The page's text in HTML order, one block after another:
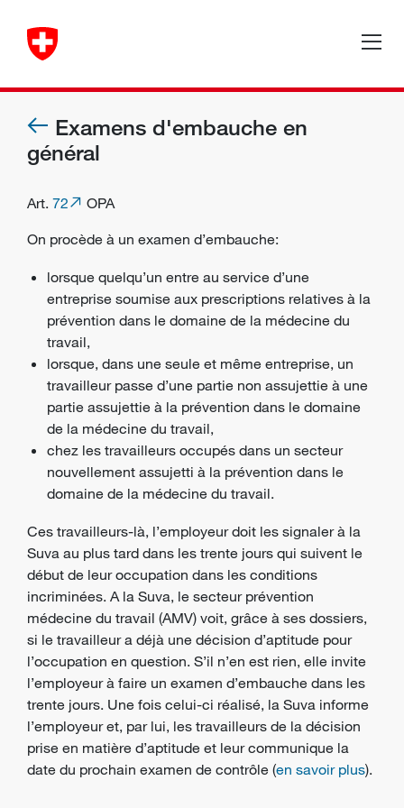
Examens d'embauche en
général
Art. 72
OPA
On procède à un examen d’embauche:
lorsque quelqu’un entre au service d’une
entreprise soumise aux prescriptions relatives à la
prévention dans le domaine de la médecine du
travail,
lorsque, dans une seule et même entreprise, un
travailleur passe d’une partie non assujettie à une
partie assujettie à la prévention dans le domaine
de la médecine du travail,
chez les travailleurs occupés dans un secteur
nouvellement assujetti à la prévention dans le
domaine de la médecine du travail.
Ces travailleurs-là, l’employeur doit les signaler à la
Suva au plus tard dans les trente jours qui suivent le
début de leur occupation dans les conditions
incriminées. A la Suva, le secteur prévention
médecine du travail (AMV) voit, grâce à ses dossiers,
si le travailleur a déjà une décision d’aptitude pour
l’occupation en question. S’il n’en est rien, elle invite
l’employeurà faire un examen d’embauche dans les
trente jours. Une fois celui-ci réalisé, la Suva informe
l’employeur et, par lui, les travailleurs de la décision
prise en matière d’aptitude et leur communique la
date du prochain examen de contrôle (en savoir plus).